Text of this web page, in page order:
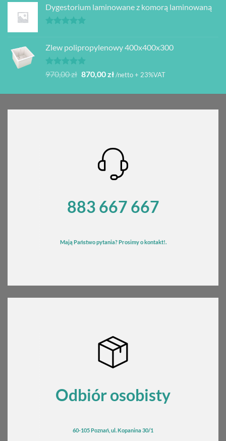
Dygestorium laminowane z komorą laminowaną
Zlew polipropylenowy 400x400x300
Oceniono
na 5
970,00zł Pierwotna
wynosiła:
870,00złAktualna
wynosi:
/netto + 23%VAT
883 667 667
Mają Państwo pytania? Prosimy o kontakt!.
Odbiór osobisty
60-105 Poznań, ul. Kopanina 30/1